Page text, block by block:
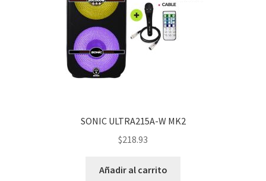
SONIC ULTRA215A-W MK2
$218.93
Añadir al carrito